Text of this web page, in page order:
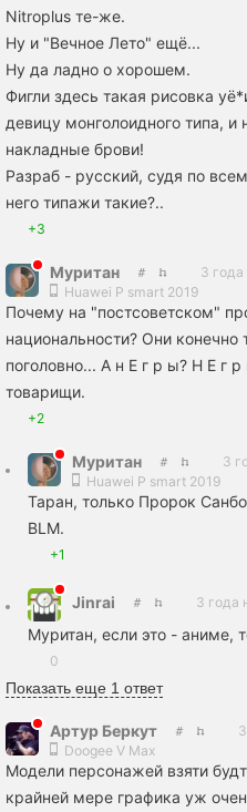
Nitroplus те-же.
Ну и "Вечное Лето" ещё...
Ну да ладно о хорошем.
Фигли здесь такая рисовка
девицу монголоидного типа,
накладные брови!
Разраб - русский, судя по
него типажи такие?..
+3
Муритан
3 года
Huawei P smart 2019
Почему на "постсоветском"
национальности? Они
поголовно... А н Е г р ы? Н Е г
товарищи.
+2
Муритан
3
Huawei P smart 2019
Таран, только Пророк
BLM.
+1
Jinrai 3 года
Муритан, если это - аниме,
0
Показать еще 1 ответ
Артур Беркут
Doogee V Max
Модели персонажей взяти
крайней мере графика уж